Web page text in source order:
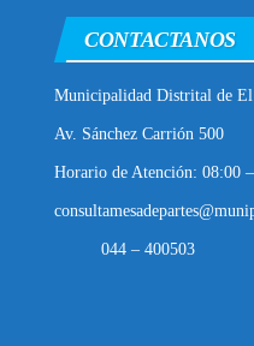
CONTACTANOS
Municipalidad Distrital de
Av. Sánchez Carrión 500
Horario de Atención: 08:00
044 – 400503